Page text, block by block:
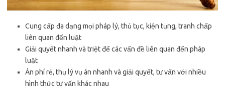
Cung cấp đa dạng mọi pháp lý, thủ tục, kiện tụng, tranh chấp
liên quan đến luật
Giải quyết nhanh và triệt để các vấn đề liên quan đến pháp
luật
Án phí rẻ, thụ lý vụ án nhanh và giải quyết, tư vấn với nhiều
hình thức tư vấn khác nhau